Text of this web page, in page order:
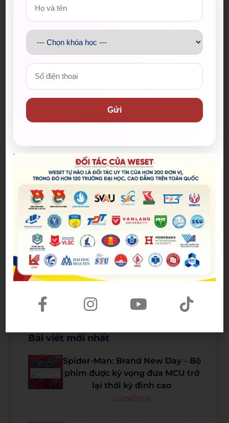
exchange.
international integration
and accompany more
impactful activities like this in the future!
Admin
Bài viết mới nhất
Spider-Man: Brand New Day – Bộ
phim được kỳ vọng đưa MCU trở
lại thời kỳ đỉnh cao
04/08/2026
Gửi